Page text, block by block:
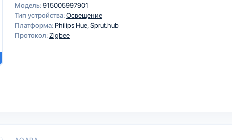
Модель:915005997901
Тип устройства:Освещение
Платформа: Philips HueSprut.hub
Протокол: Zigbee